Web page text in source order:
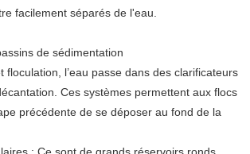
facilement séparés de l'eau.
de sédimentation
floculation, l’eau passe dans des clarificateurs
Ces systèmes permettent aux flocs
précédente de se déposer au fond de la
: Ce sont de grands réservoirs ronds